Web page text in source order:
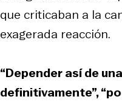
que criticaban a la
exagerada reacción.
“Depender así de
definitivamente”,